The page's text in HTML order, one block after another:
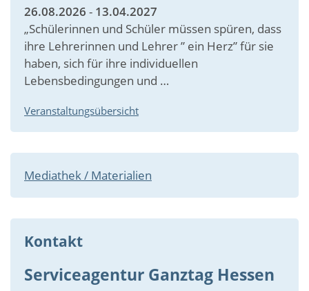
26.08.2026 - 13.04.2027
„Schülerinnen und Schüler müssen spüren, dass
ihre Lehrerinnen und Lehrer ” ein Herz” für sie
haben, sich für ihre individuellen
Lebensbedingungen und …
Veranstaltungsübersicht
Mediathek / Materialien
Kontakt
Serviceagentur Ganztag Hessen